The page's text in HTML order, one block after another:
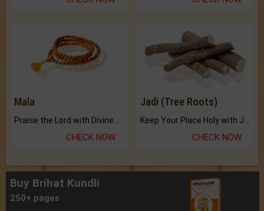
Mala
Praise the Lord with Divine Energies of Mala.
CHECK NOW
Jadi (Tree Roots)
Keep Your Place Holy with Jadi.
CHECK NOW
Buy Brihat Kundli
250+ pages